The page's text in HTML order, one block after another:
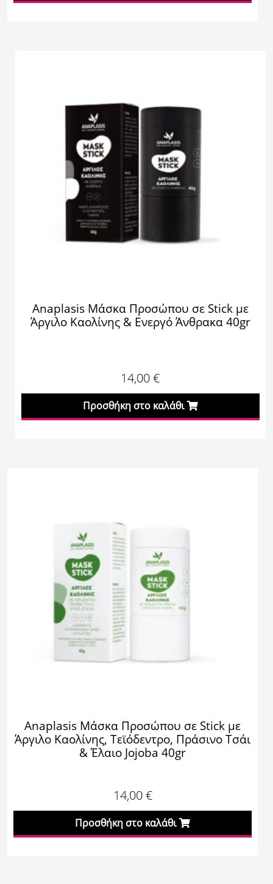
Anaplasis Μάσκα Προσώπου σε Stick με
Άργιλο Καολίνης & Ενεργό Άνθρακα 40gr
14,00€
Προσθήκη στο καλάθι
Anaplasis Μάσκα Προσώπου σε Stick με
Άργιλο Καολίνης, Τεϊόδεντρο, Πράσινο Τσάι
& Έλαιο Jojoba 40gr
14,00€
Προσθήκη στο καλάθι